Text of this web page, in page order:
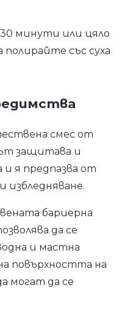
минути или цяло
със суха
смес от
защитава и
и я предпазва от
избледняване.
бариерна
да се
и мастна
повърхността на
могат да се